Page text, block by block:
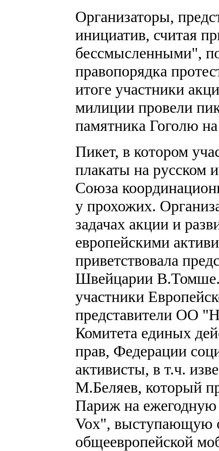
Организаторы,
инициатив, считая
бессмысленными",
правопорядка
итоге участники
милиции провели
памятника Гоголю
Пикет, в котором
плакаты на русском
Союза
у прохожих.
задачах акции и
европейскими
приветствовала
Швейцарии В.Томше.
участники
представители ОО
Комитета единых
прав, Федерации
активисты, в т.ч.
М.Беляев, который
Париж на ежегодную
Vox", выступающую
общеевропейской